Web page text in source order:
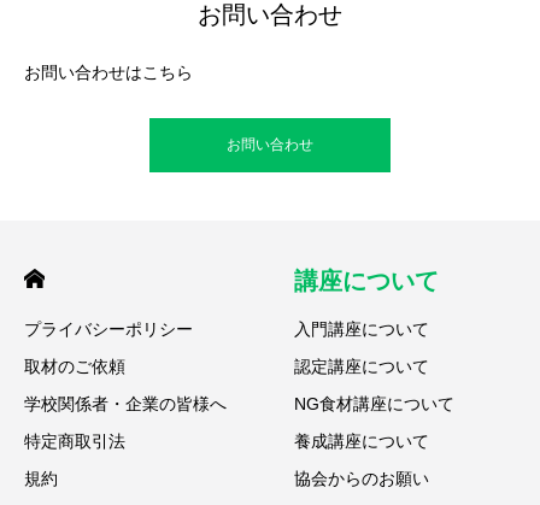
お問い合わせ
お問い合わせはこちら
お問い合わせ
プライバシーポリシー
取材のご依頼
学校関係者・企業の皆様へ
特定商取引法
規約
講座について
入門講座について
認定講座について
NG食材講座について
養成講座について
協会からのお願い